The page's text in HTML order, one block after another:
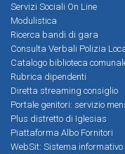
Servizi Sociali On Line
Modulistica
Ricerca bandi di gara
Consulta Verbali Polizia
Catalogo biblioteca
Rubrica dipendenti
Diretta streaming consiglio
Portale genitori: servizio
Plus distretto di Iglesias
Piattaforma Albo Fornitori
WebSit: Sistema